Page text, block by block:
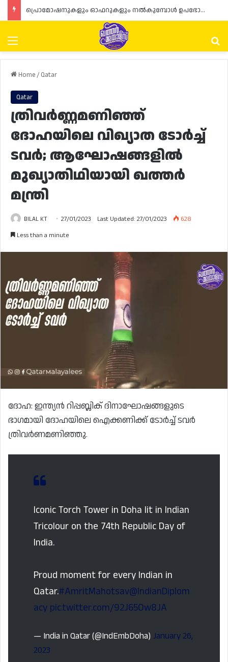
പ്രൊമോഷനുകളും ഓഫറുകളും നൽകുമ്പോൾ ഉപഭോക്താക്കളുടെ അവകാശങ്ങൾ ഉറപ്പാക്കണമെന്ന് ഖത്തർ വാണിജ്യ വ്യവസായ മന്ത്രാലയത്തിന്റെ (MoCI) നിർദ്ദേശം
Menu
Home/ Qatar
Qatar
ത്രിവർണ്ണമണിഞ്ഞ്
ദോഹയിലെ വിഖ്യാത ടോർച്ച്
ടവർ; ആഘോഷങ്ങളിൽ
മുഖ്യാതിഥിയായി ഖത്തർ
മന്ത്രി
BILAL KT 27/01/2023 Last Updated: 27/01/2023
628
Less than a minute
ദോഹ: ഇന്ത്യൻ റിപ്പബ്ലിക് ദിനാഘോഷങ്ങളുടെ
ഭാഗമായി ദോഹയിലെ ഐക്കണിക്ക് ടോർച്ച് ടവർ
ത്രിവർണമണിഞ്ഞു.
Iconic Torch Tower in Doha lit in Indian
Tricolour on the 74th Republic Day of
India.
Proud moment for every Indian in
Qatar.#AmritMahotsav@IndianDiplom
acy pic.twitter.com/92J65Ow8JA
— India in Qatar (@IndEmbDoha) January 26,
2023